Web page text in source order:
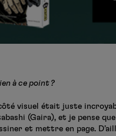
à ce point ?
visuel était juste
(Gaira), et je pense
et mettre en page.